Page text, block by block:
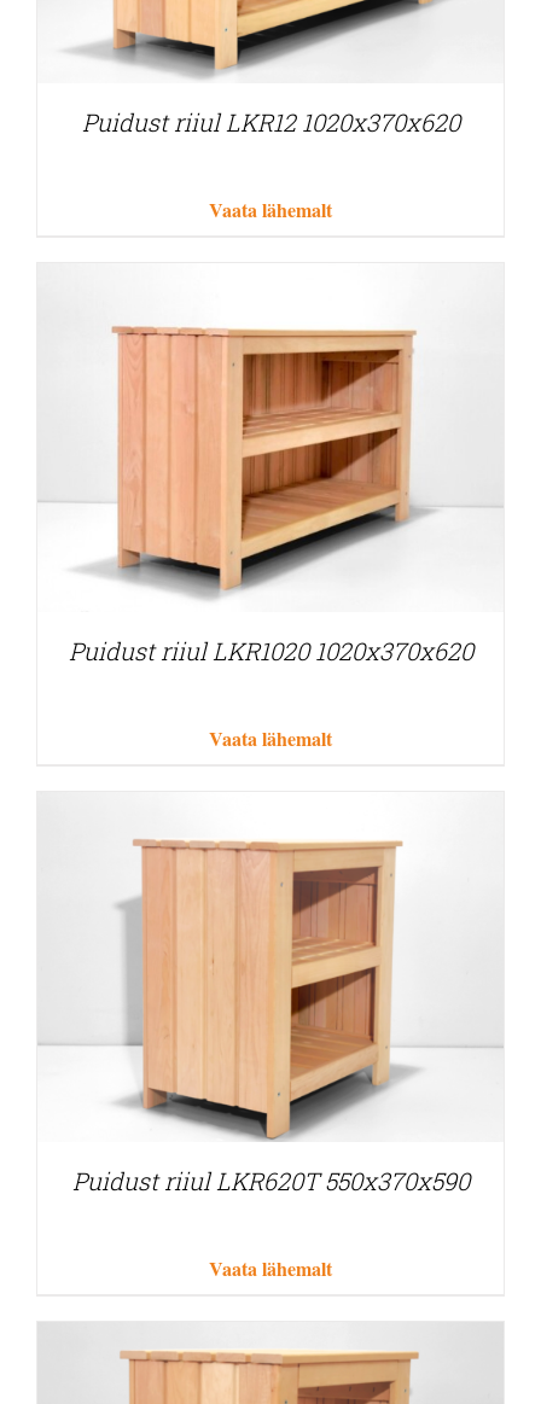
Puidust riiul LKR12 1020x370x620
Vaata lähemalt
Puidust riiul LKR1020 1020x370x620
Vaata lähemalt
Puidust riiul LKR620T 550x370x590
Vaata lähemalt